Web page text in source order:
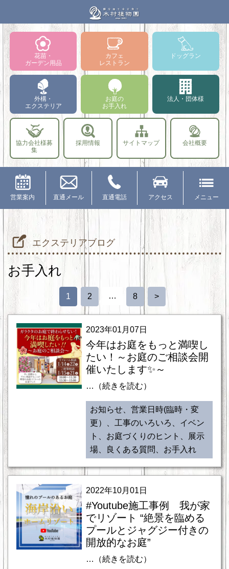
花苗・
ガーデン用品
カフェ
レストラン
ドッグラン
外構・
エクステリア
お庭の
お手入れ
法人・団体様
協力会社様募
集
採用情報 サイトマップ 会社概要
営業案内 直通メール 直通電話 アクセス メニュー
エクステリアブログ
お手入れ
1 2 … 8 >
2023年01月07日
今年はお庭をもっと満喫し
たい！～お庭のご相談会開
催いたします✨～
…（続きを読む）
お知らせ、営業日時(臨時・変
更）、工事のいろいろ、イベン
ト、お庭づくりのヒント、展示
場、良くある質問、お手入れ
2022年10月01日
#Youtube施工事例 我が家
でリゾート “絶景を臨める
プールとジャグジー付きの
開放的なお庭”
…（続きを読む）